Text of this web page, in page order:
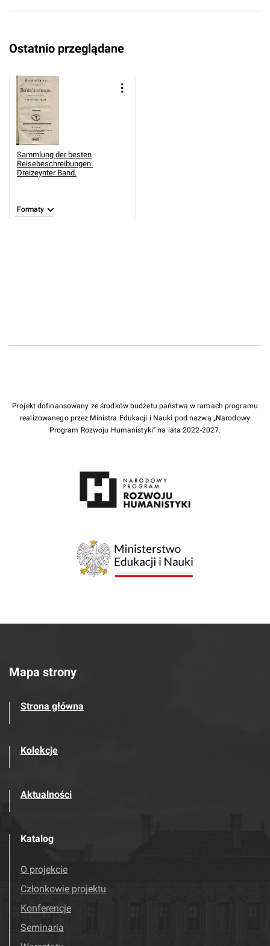
Ostatnio przeglądane
Sammlung der besten
Reisebeschreibungen.
Dreizeynter Band.
Formaty
Projekt dofinansowany ze środków budżetu państwa w ramach programu
realizowanego przez Ministra Edukacji i Nauki pod nazwą „Narodowy
Program Rozwoju Humanistyki” na lata 2022-2027.
Mapa strony
Strona główna
Kolekcje
Aktualności
Katalog
O projekcie
Członkowie projektu
Konferencje
Seminaria